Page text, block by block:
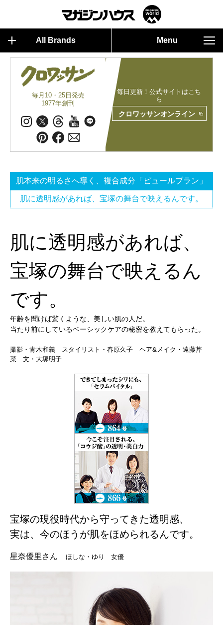
All Brands Menu
毎月10・25日発売
1977年創刊
毎日更新！公式サイトはこち
ら
クロワッサンオンライン
肌本来の明るさへ導く、複合成分「ピュールブラン」
肌に透明感があれば、宝塚の舞台で映えるんです。
肌に透明感があれば、
宝塚の舞台で映えるん
です。
年齢を聞けば驚くような、美しい肌の人だ。
当たり前にしているベーシックケアの秘密を教えてもらった。
撮影・青木和義 スタイリスト・春原久子 ヘア&メイク・遠藤芹
菜 文・大塚明子
宝塚の現役時代から守ってきた透明感、
実は、今のほうが肌をほめられるんです。
星奈優里さん ほしな・ゆり 女優